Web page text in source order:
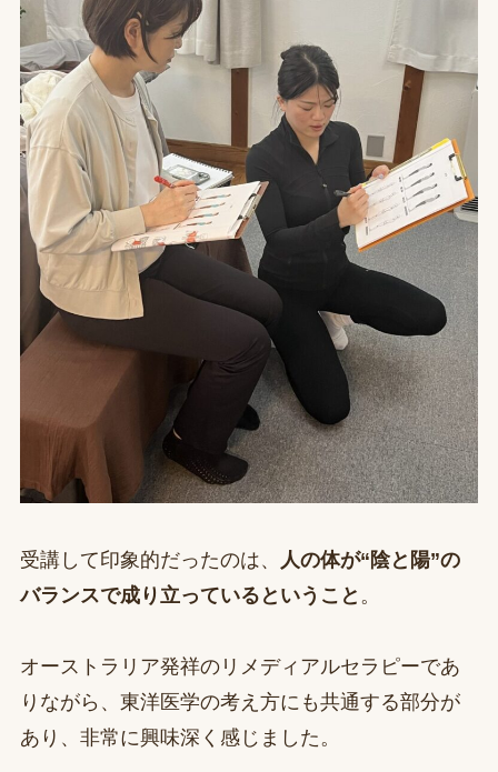
受講して印象的だったのは、
人の体が“陰と陽”の
バランスで成り立っているということ 。
オーストラリア発祥のリメディアルセラピーであ
りながら、東洋医学の考え方にも共通する部分が
あり、非常に興味深く感じました。